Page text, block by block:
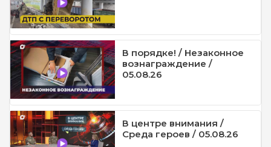
В порядке! / Незаконное
вознаграждение /
05.08.26
В центре внимания /
Среда героев / 05.08.26